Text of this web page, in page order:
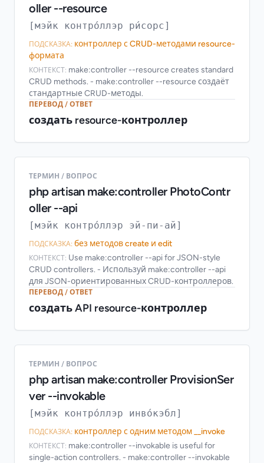
oller --resource
[мэйк контро́ллэр ри́сорс]
ПОДСКАЗКА: контроллер с CRUD-методами resource-
формата
КОНТЕКСТ: make:controller --resource creates standard
CRUD methods. - make:controller --resource создаёт
стандартные CRUD-методы.
ПЕРЕВОД / ОТВЕТ
создать resource-контроллер
ТЕРМИН / ВОПРОС
php artisan make:controller PhotoContr
oller --api
[мэйк контро́ллэр эй-пи-ай]
ПОДСКАЗКА: без методов create и edit
КОНТЕКСТ: Use make:controller --api for JSON-style
CRUD controllers. - Используй make:controller --api
для JSON-ориентированных CRUD-контроллеров.
ПЕРЕВОД / ОТВЕТ
создать API resource-контроллер
ТЕРМИН / ВОПРОС
php artisan make:controller ProvisionSer
ver --invokable
[мэйк контро́ллэр инво́кэбл]
ПОДСКАЗКА: контроллер с одним методом __invoke
КОНТЕКСТ: make:controller --invokable is useful for
single-action controllers. - make:controller --invokable